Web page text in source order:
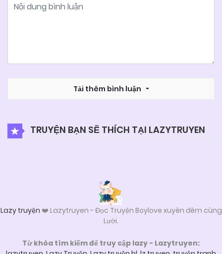
Tải thêm bình luận
TRUYỆN BẠN SẼ THÍCH TẠI LAZYTRUYEN
Lazy truyện ❤️ Lazytruyen - Đọc Truyện Boylove xuyên đêm cùng
Lười.
Từ khóa tìm kiếm để truy cập lazy - Lazytruyen: